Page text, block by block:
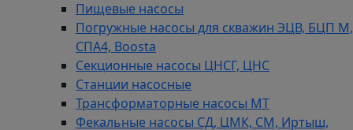
Пищевые насосы
Погружные насосы для скважин ЭЦВ, БЦП М,
СПА4, Boosta
Секционные насосы ЦНСГ, ЦНС
Станции насосные
Трансформаторные насосы МТ
Фекальные насосы СД, ЦМК, СМ, Иртыш,